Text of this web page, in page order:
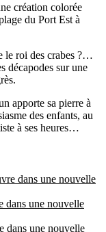
création colorée
du Port Est à
le roi des crabes ?…
décapodes sur une
apporte sa pierre à
des enfants, au
à ses heures…
dans une nouvelle
dans une nouvelle
dans une nouvelle